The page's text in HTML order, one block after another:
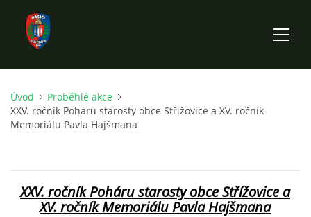
ÚVOD
Úvod
Proběhlé akce
XXV. ročník Poháru starosty obce Střížovice a XV. ročník
Memoriálu Pavla Hajšmana
XXV. ročník Poháru starosty obce Střížovice a
XV. ročník Memoriálu Pavla Hajšmana